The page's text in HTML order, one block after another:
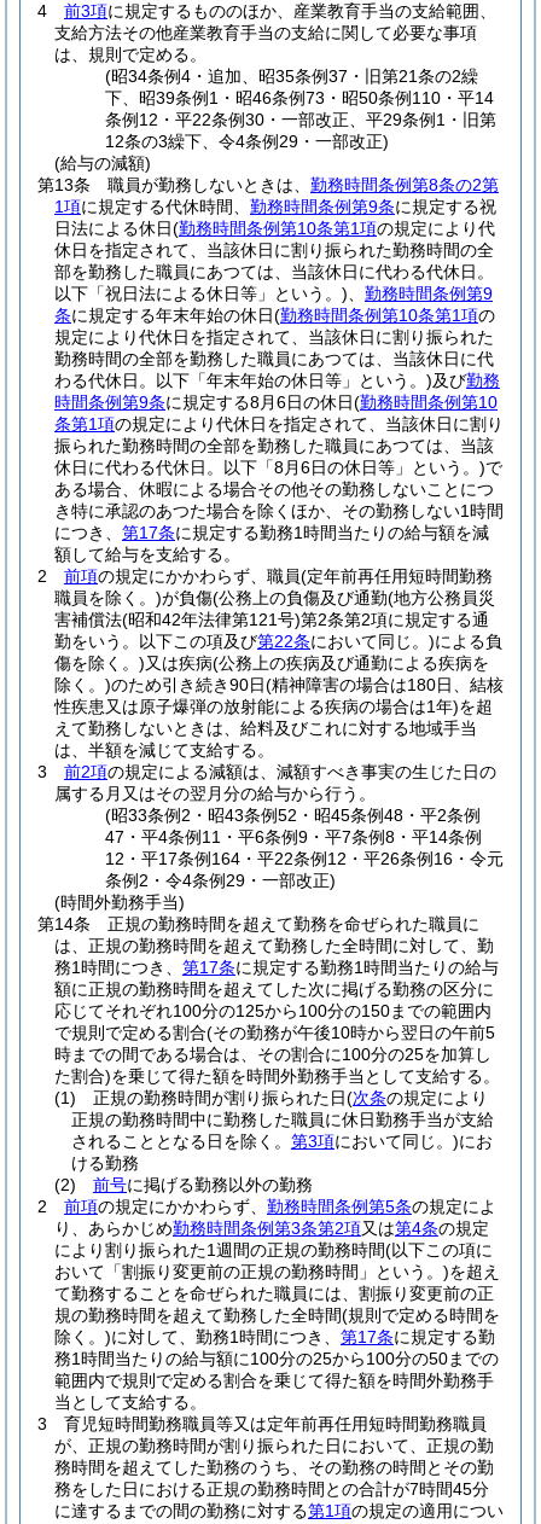
4
前3項に規定するもののほか、産業教育手当の支給範囲、
支給方法その他産業教育手当の支給に関して必要な事項
は、規則で定める。
(昭34条例4・追加、昭35条例37・旧第21条の2繰
下、昭39条例1・昭46条例73・昭50条例110・平14
条例12・平22条例30・一部改正、平29条例1・旧第
12条の3繰下、令4条例29・一部改正)
(給与の減額)
第13条
職員が勤務しないときは、 勤務時間条例第8条の2第
1項に規定する代休時間、 勤務時間条例第9条に規定する祝
日法による休日(勤務時間条例第10条第1項の規定により代
休日を指定されて、当該休日に割り振られた勤務時間の全
部を勤務した職員にあつては、当該休日に代わる代休日。
以下「祝日法による休日等」という。)
勤務時間条例第9
条に規定する年末年始の休日(勤務時間条例第10条第1項の
規定により代休日を指定されて、当該休日に割り振られた
勤務時間の全部を勤務した職員にあつては、当該休日に代
わる代休日。以下「年末年始の休日等」という。)及び勤務
時間条例第9条に規定する8月6日の休日(勤務時間条例第10
条第1項の規定により代休日を指定されて、当該休日に割り
振られた勤務時間の全部を勤務した職員にあつては、当該
休日に代わる代休日。以下「8月6日の休日等」という。)で
ある場合、休暇による場合その他その勤務しないことにつ
き特に承認のあつた場合を除くほか、その勤務しない1時間
につき、 第17条に規定する勤務1時間当たりの給与額を減
額して給与を支給する。
2
前項の規定にかかわらず、職員(定年前再任用短時間勤務
職員を除く。)が負傷(公務上の負傷及び通勤(地方公務員災
害補償法(昭和42年法律第121号)第2条第2項に規定する通
勤をいう。以下この項及び第22条において同じ。)による負
傷を除く。)又は疾病(公務上の疾病及び通勤による疾病を
除く。)のため引き続き90日(精神障害の場合は180日、結核
性疾患又は原子爆弾の放射能による疾病の場合は1年)を超
えて勤務しないときは、給料及びこれに対する地域手当
は、半額を減じて支給する。
3
前2項の規定による減額は、減額すべき事実の生じた日の
属する月又はその翌月分の給与から行う。
(昭33条例2・昭43条例52・昭45条例48・平2条例
47・平4条例11・平6条例9・平7条例8・平14条例
12・平17条例164・平22条例12・平26条例16・令元
条例2・令4条例29・一部改正)
(時間外勤務手当)
第14条
正規の勤務時間を超えて勤務を命ぜられた職員に
は、正規の勤務時間を超えて勤務した全時間に対して、勤
務1時間につき、 第17条に規定する勤務1時間当たりの給与
額に正規の勤務時間を超えてした次に掲げる勤務の区分に
応じてそれぞれ100分の125から100分の150までの範囲内
で規則で定める割合(その勤務が午後10時から翌日の午前5
時までの間である場合は、その割合に100分の25を加算し
た割合)を乗じて得た額を時間外勤務手当として支給する。
(1)
正規の勤務時間が割り振られた日(次条の規定により
正規の勤務時間中に勤務した職員に休日勤務手当が支給
されることとなる日を除く。 第3項において同じ。)にお
ける勤務
(2)
前号に掲げる勤務以外の勤務
2
前項の規定にかかわらず、 勤務時間条例第5条の規定によ
り、あらかじめ勤務時間条例第3条第2項又は第4条の規定
により割り振られた1週間の正規の勤務時間(以下この項に
おいて「割振り変更前の正規の勤務時間」という。)を超え
て勤務することを命ぜられた職員には、割振り変更前の正
規の勤務時間を超えて勤務した全時間(規則で定める時間を
除く。)に対して、勤務1時間につき、 第17条に規定する勤
務1時間当たりの給与額に100分の25から100分の50までの
範囲内で規則で定める割合を乗じて得た額を時間外勤務手
当として支給する。
3
育児短時間勤務職員等又は定年前再任用短時間勤務職員
が、正規の勤務時間が割り振られた日において、正規の勤
務時間を超えてした勤務のうち、その勤務の時間とその勤
務をした日における正規の勤務時間との合計が7時間45分
に達するまでの間の勤務に対する第1項の規定の適用につい